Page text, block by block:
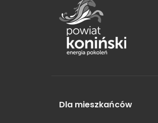
Dla mieszkańców